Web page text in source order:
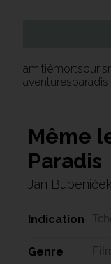
aventuresparadis
Même
Paradis
Jan
Indication
Genre